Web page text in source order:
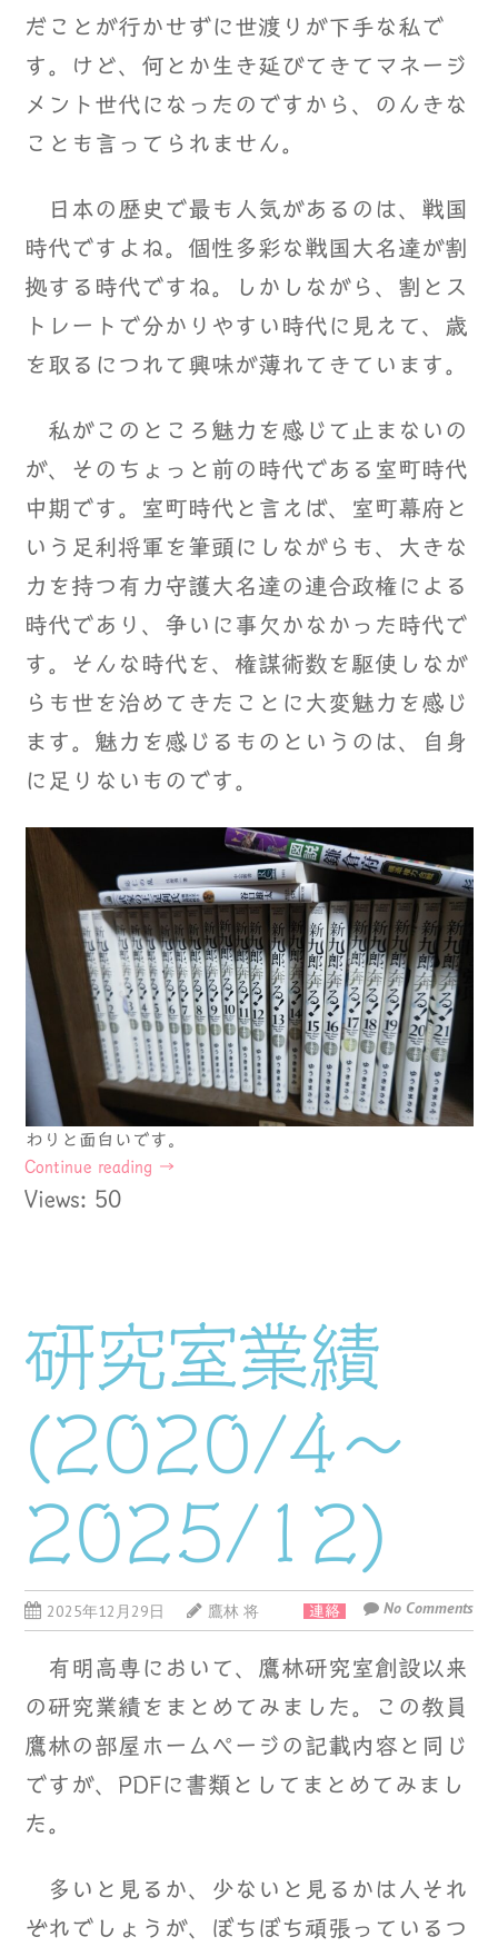
だことが行かせずに世渡りが下手な私で
す。けど、何とか生き延びてきてマネージ
メント世代になったのですから、のんきな
ことも言ってられません。
日本の歴史で最も人気があるのは、戦国
時代ですよね。個性多彩な戦国大名達が割
拠する時代ですね。しかしながら、割とス
トレートで分かりやすい時代に見えて、歳
を取るにつれて興味が薄れてきています。
私がこのところ魅力を感じて止まないの
が、そのちょっと前の時代である室町時代
中期です。室町時代と言えば、室町幕府と
いう足利将軍を筆頭にしながらも、大きな
力を持つ有力守護大名達の連合政権による
時代であり、争いに事欠かなかった時代で
す。そんな時代を、権謀術数を駆使しなが
らも世を治めてきたことに大変魅力を感じ
ます。魅力を感じるものというのは、自身
に足りないものです。
わりと面白いです。
Continue reading →
Views: 50
研究室業績
(2020/4～
2025/12)
2025年12月29日 鷹林 将 連絡 No Comments
有明高専において、鷹林研究室創設以来
の研究業績をまとめてみました。この教員
鷹林の部屋ホームページの記載内容と同じ
ですが、PDFに書類としてまとめてみまし
た。
多いと見るか、少ないと見るかは人それ
ぞれでしょうが、ぼちぼち頑張っているつ